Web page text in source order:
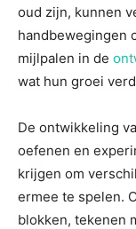
oud zijn, kunnen
handbewegingen
mijlpalen in de
wat hun groei
De ontwikkeling
oefenen en
krijgen om
ermee te spelen.
blokken, tekenen